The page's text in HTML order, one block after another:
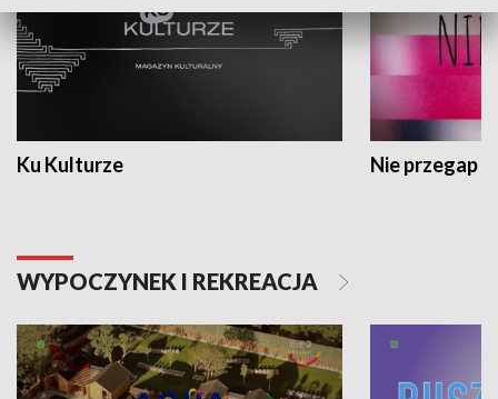
Ku Kulturze Nie przegap
WYPOCZYNEK I REKREACJA